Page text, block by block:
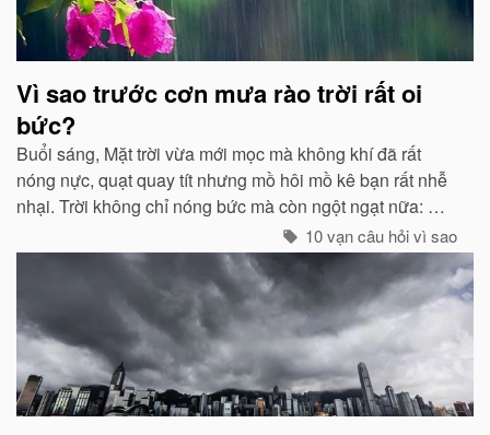
Vì sao trước cơn mưa rào trời rất oi
bức?
Buổi sáng, Mặt trời vừa mới mọc mà không khí đã rất
nóng nực, quạt quay tít nhưng mồ hôi mồ kê bạn rất nhễ
nhại. Trời không chỉ nóng bức mà còn ngột ngạt nữa: Đó
chính là dấu hiệu bắt đẩu của một cơn mưa rào...
10 vạn câu hỏi vì sao